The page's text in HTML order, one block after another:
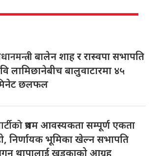
बालेन शाह र रास्वपा सभापति
लामिछानेबीच बालुवाटारमा ४५
छलफल
प्रथम आवस्यकता सम्पूर्ण एकता
निर्णायक भूमिका खेल्न सभापति
थापालाई खड्काको आग्रह